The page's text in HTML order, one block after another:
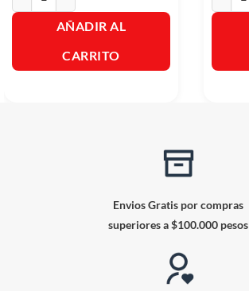
AÑADIR AL
CARRITO
Envios Gratis por compras
superiores a $100.000 pesos